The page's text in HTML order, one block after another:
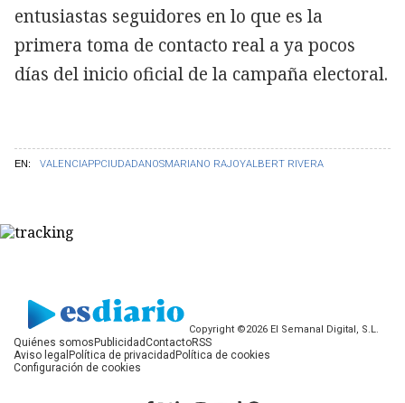
EN: VALENCIAPPCIUDADANOSMARIANO RAJOYALBERT RIVERA
entusiastas seguidores en lo que es la
primera toma de contacto real a ya pocos
días del inicio oficial de la campaña electoral.
Copyright ©2026 El Semanal Digital, S.L.
Quiénes somos PublicidadContactoRSS
Aviso legal Política de privacidad Política de cookies
Configuración de cookies